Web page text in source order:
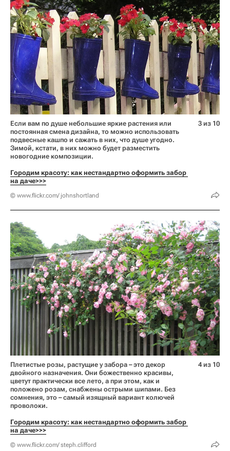
Если вам по душе небольшие яркие растения или
постоянная смена дизайна, то можно использовать
подвесные кашпо и сажать в них, что душе угодно.
Зимой, кстати, в них можно будет разместить
новогодние композиции.
Городим красоту: как нестандартно оформить забор
на даче>>>
© www.flickr.com/ johnshortland
3 из 10
Плетистые розы, растущие у забора – это декор
двойного назначения. Они божественно красивы,
цветут практически все лето, а при этом, как и
положено розам, снабжены острыми шипами. Без
сомнения, это – самый изящный вариант колючей
проволоки.
Городим красоту: как нестандартно оформить забор
на даче>>>
© www.flickr.com/ steph.clifford
4 из 10